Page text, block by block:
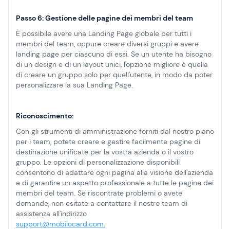
Passo 6: Gestione delle pagine dei membri del team
È possibile avere una Landing Page globale per tutti i
membri del team, oppure creare diversi gruppi e avere
landing page per ciascuno di essi. Se un utente ha bisogno
di un design e di un layout unici, l'opzione migliore è quella
di creare un gruppo solo per quell'utente, in modo da poter
personalizzare la sua Landing Page.
Riconoscimento:
Con gli strumenti di amministrazione forniti dal nostro piano
per i team, potete creare e gestire facilmente pagine di
destinazione unificate per la vostra azienda o il vostro
gruppo. Le opzioni di personalizzazione disponibili
consentono di adattare ogni pagina alla visione dell'azienda
e di garantire un aspetto professionale a tutte le pagine dei
membri del team. Se riscontrate problemi o avete
domande, non esitate a contattare il nostro team di
assistenza all'indirizzo
support@mobilocard.com.